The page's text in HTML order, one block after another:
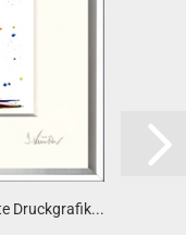
Druckgrafik...